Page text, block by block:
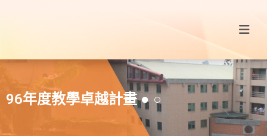
96年度教學卓越計畫 ● ○